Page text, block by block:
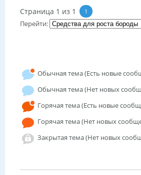
Страница 1 из 1 1
Перейти:
Обычная тема (Есть новые
Обычная тема (Нет новых
Горячая тема (Есть новые
Горячая тема (Нет новых
Закрытая тема (Нет новых